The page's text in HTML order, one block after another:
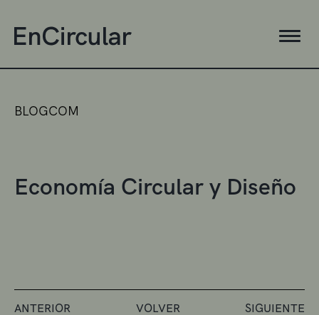
BLOGCOM
Economía Circular y Diseño
ANTERIOR VOLVER SIGUIENTE